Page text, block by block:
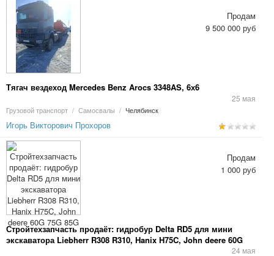
Тягач вездеход Mercedes Benz Arocs 3348AS, 6х6
25 мая
Грузовой транспорт / Самосвалы / Челябинск
Продам
9 500 000 руб
Игорь Викторович Прохоров
Стройтехзапчасть продаёт: гидробур Delta RD5 для мини
экскаватора Liebherr R308 R310, Hanix H75C, John deere 60G
24 мая
Продам
1 000 руб